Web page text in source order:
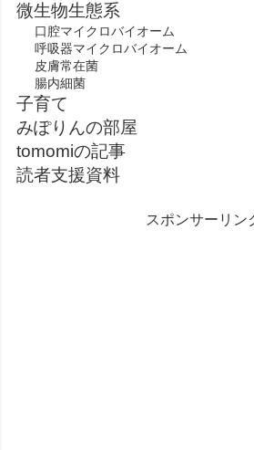
微生物生態系
口腔マイクロバイオーム
呼吸器マイクロバイオーム
皮膚常在菌
腸内細菌
子育て
みぽりんの部屋
tomomiの記事
読者支援資料
スポンサーリン